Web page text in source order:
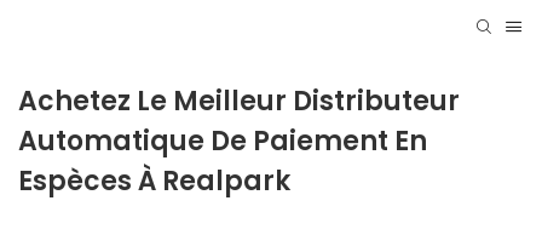
Achetez Le Meilleur Distributeur
Automatique De Paiement En
Espèces À Realpark